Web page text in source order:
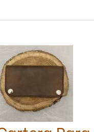
Cartera
Para
Cadena